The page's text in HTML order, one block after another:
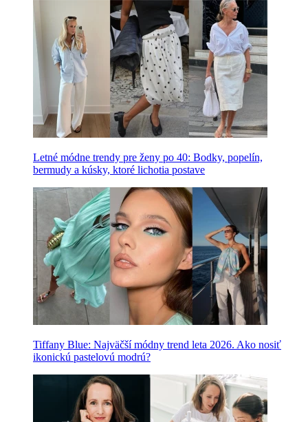
Letné módne trendy pre ženy po 40: Bodky, popelín,
bermudy a kúsky, ktoré lichotia postave
Tiffany Blue: Najväčší módny trend leta 2026. Ako nosiť
ikonickú pastelovú modrú?